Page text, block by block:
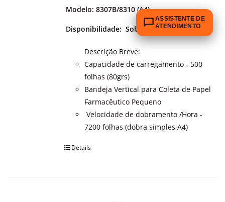
Modelo: 8307B/8310 (A4)
Disponibilidade: Sob encomenda
Descrição Breve:
Capacidade de carregamento - 500
folhas (80grs)
Bandeja Vertical para Coleta de Papel
Farmacêutico Pequeno
Velocidade de dobramento /Hora -
7200 folhas (dobra simples A4)
Details
ASSISTENTE DE
ATENDIMENTO